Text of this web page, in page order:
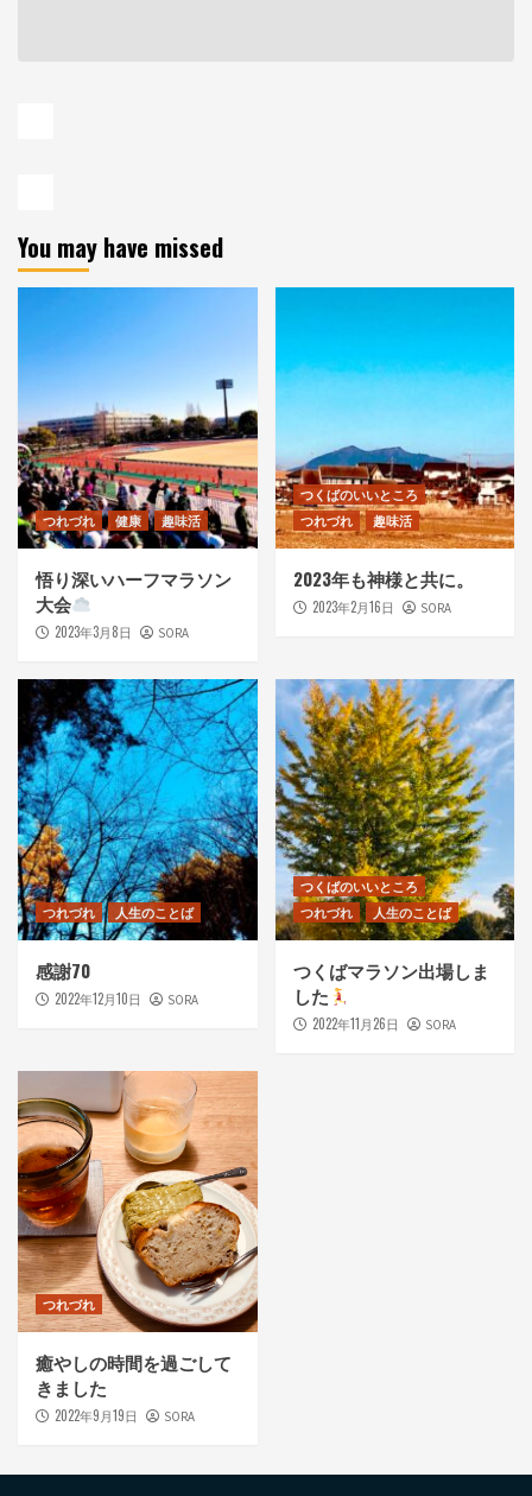
You may have missed
つれづれ 健康 趣味活
悟り深いハーフマラソン
大会
2023年3月8日 SORA
つくばのいいところ
つれづれ
趣味活
2023年も神様と共に。
2023年2月16日 SORA
つれづれ 人生のことば
感謝70
2022年12月10日 SORA
つくばのいいところ
つれづれ
人生のことば
つくばマラソン出場しま
した
2022年11月26日 SORA
つれづれ
癒やしの時間を過ごして
きました
2022年9月19日 SORA